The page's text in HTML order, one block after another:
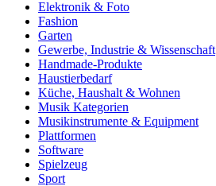
Elektronik & Foto
Fashion
Garten
Gewerbe, Industrie & Wissenschaft
Handmade-Produkte
Haustierbedarf
Küche, Haushalt & Wohnen
Musik Kategorien
Musikinstrumente & Equipment
Plattformen
Software
Spielzeug
Sport